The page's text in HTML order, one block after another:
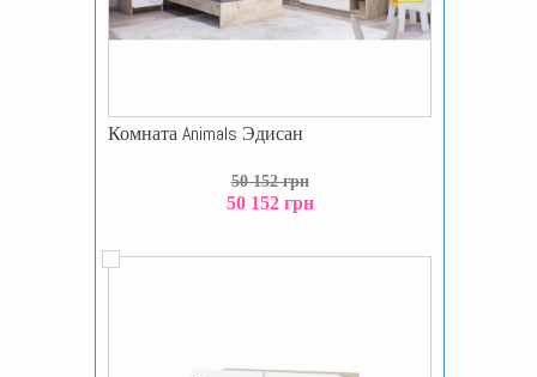
Комната Animals Эдисан
50 152 грн
50 152 грн